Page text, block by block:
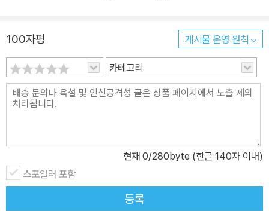
100자평 게시물 운영 원칙
카테고리
현재 0/280byte (한글 140자 이내)
스포일러 포함
등록